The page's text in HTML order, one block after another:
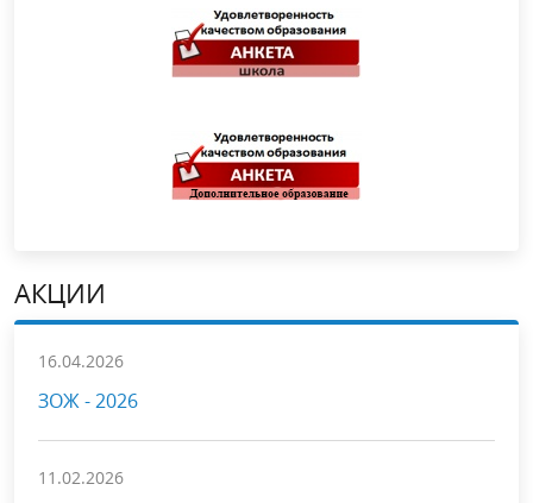
АКЦИИ
16.04.2026
ЗОЖ - 2026
11.02.2026